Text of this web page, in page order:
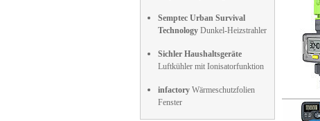
Semptec Urban Survival
Technology Dunkel-Heizstrahler
Sichler Haushaltsgeräte
Luftkühler mit Ionisatorfunktion
infactory Wärmeschutzfolien
Fenster